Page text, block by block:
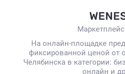
Маркетплейс
На онлайн-площадке
фиксированной ценой от
Челябинска в категории:
онлайн и